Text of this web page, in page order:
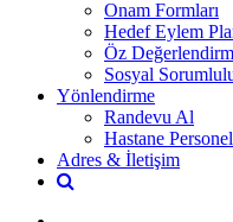
Onam Formları
Hedef Eylem
Öz
Sosyal
Yönlendirme
Randevu Al
Hastane
Adres & İletişim